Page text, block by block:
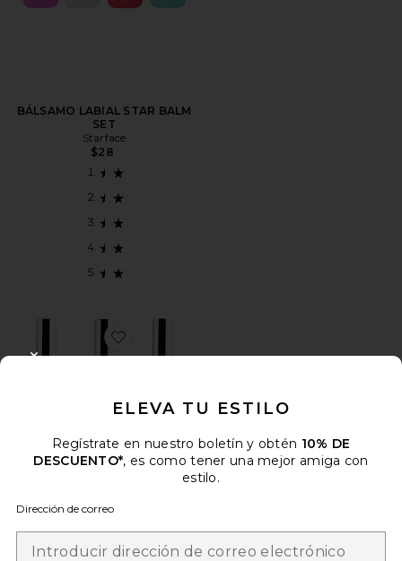
BÁLSAMO LABIAL STAR BALM
SET
Starface
$28
Favorite DELINEADOR DE LABIOS LIP LINER STAY-N
ELEVA TU ESTILO
Regístrate en nuestro boletín y obtén 10% DE
DESCUENTO*, es como tener una mejor amiga con
estilo.
Dirección de correo